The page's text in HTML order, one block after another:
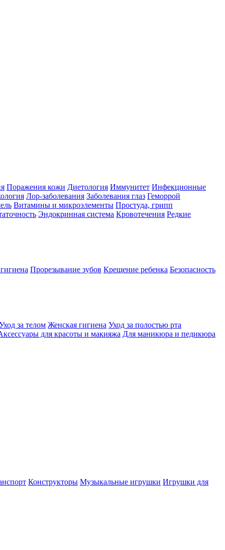
Поражения кожи Диетология Иммунитет Инфекционные
Лор-заболевания Заболевания глаз Геморрой
Витамины и микроэлементы Простуда, грипп
Эндокринная система Кровотечения Редкие
Прорезывание зубов Крещение ребенка Безопасность
за телом Женская гигиена Уход за полостью рта
для красоты и макияжа Для маникюра и педикюра
Конструкторы Музыкальные игрушки Игрушки для